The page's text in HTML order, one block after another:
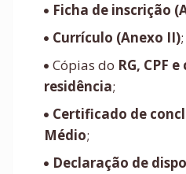
Ficha de inscrição
Currículo (Anexo II);
Cópias do RG, CPF
residência;
Certificado de
Médio;
Declaração de